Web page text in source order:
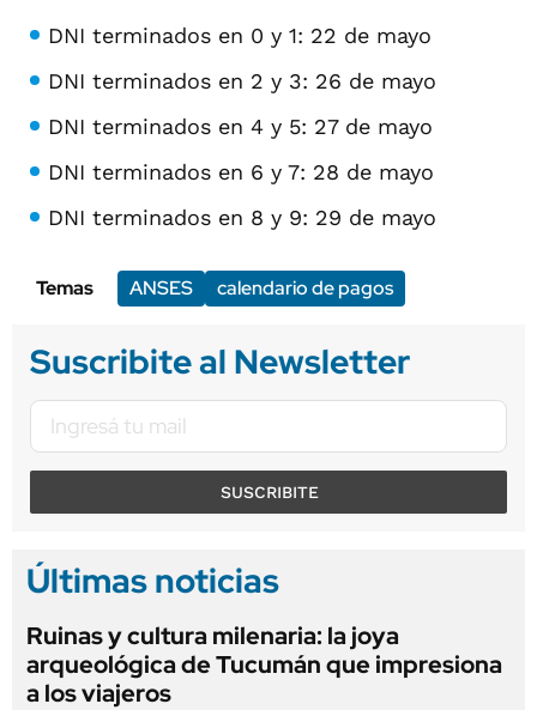
DNI terminados en 0 y 1: 22 de mayo
DNI terminados en 2 y 3: 26 de mayo
DNI terminados en 4 y 5: 27 de mayo
DNI terminados en 6 y 7: 28 de mayo
DNI terminados en 8 y 9: 29 de mayo
Temas ANSES calendario de pagos
Suscribite al Newsletter
SUSCRIBITE
Últimas noticias
Ruinas y cultura milenaria: la joya
arqueológica de Tucumán que impresiona
a los viajeros